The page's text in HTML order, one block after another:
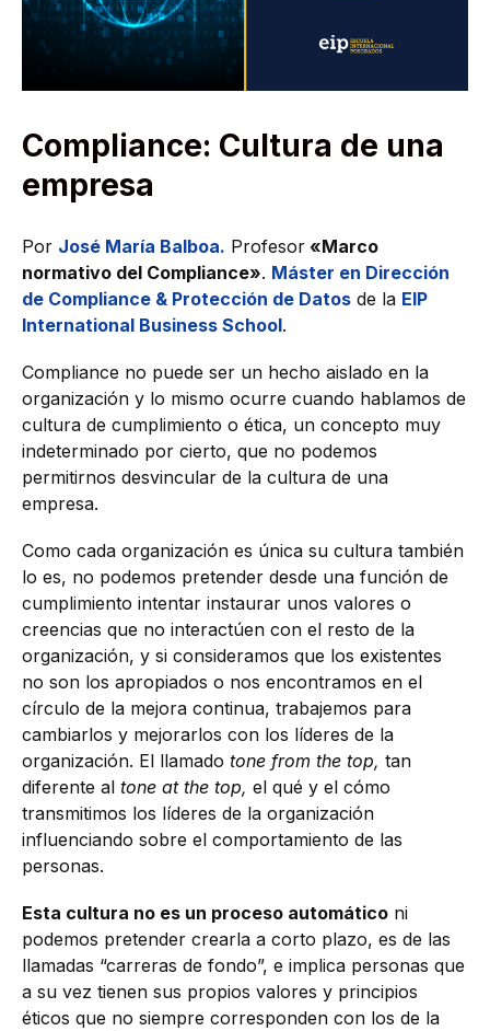
Compliance: Cultura de una
empresa
Por José María Balboa. Profesor «Marco
normativo del Compliance». Máster en Dirección
de Compliance & Protección de Datos de la EIP
International Business School.
Compliance no puede ser un hecho aislado en la
organización y lo mismo ocurre cuando hablamos de
cultura de cumplimiento o ética, un concepto muy
indeterminado por cierto, que no podemos
permitirnos desvincular de la cultura de una
empresa.
Como cada organización es única su cultura también
lo es, no podemos pretender desde una función de
cumplimiento intentar instaurar unos valores o
creencias que no interactúen con el resto de la
organización, y si consideramos que los existentes
no son los apropiados o nos encontramos en el
círculo de la mejora continua, trabajemos para
cambiarlos y mejorarlos con los líderes de la
organización. El llamado tone from the top, tan
diferente al tone at the top, el qué y el cómo
transmitimos los líderes de la organización
influenciando sobre el comportamiento de las
personas.
Esta cultura no es un proceso automático ni
podemos pretender crearla a corto plazo, es de las
llamadas “carreras de fondo”, e implica personas que
a su vez tienen sus propios valores y principios
éticos que no siempre corresponden con los de la